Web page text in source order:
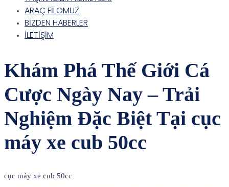
ARAÇ FİLOMUZ
BİZDEN HABERLER
İLETİŞİM
Khám Phá Thế Giới Cá
Cược Ngày Nay – Trải
Nghiệm Đặc Biệt Tại cục
máy xe cub 50cc
cục máy xe cub 50cc